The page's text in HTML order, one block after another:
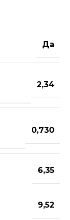
Да
2,34
0,730
6,35
9,52